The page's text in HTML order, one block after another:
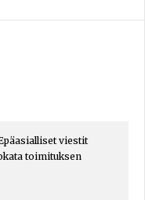
viestit
toimituksen